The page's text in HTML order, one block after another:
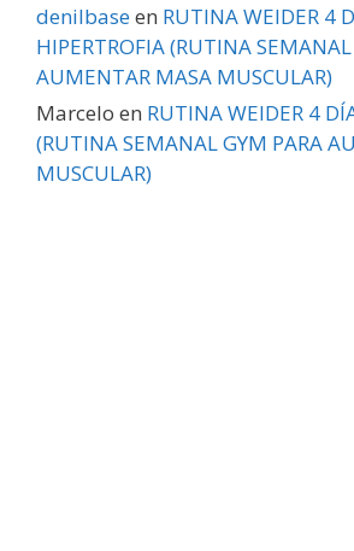
denilbaseen RUTINA WEIDER 4
HIPERTROFIA (RUTINA
AUMENTAR MASA MUSCULAR)
Marcelo en RUTINA WEIDER 4
(RUTINA SEMANAL GYM PARA
MUSCULAR)